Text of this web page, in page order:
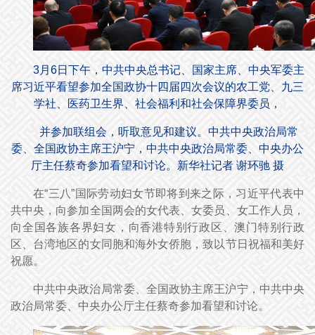
3月6日下午，中共中央总书记、国家主席、中央军委主
席习近平看望参加全国政协十四届四次会议的农工党、九三
学社、医药卫生界、社会福利和社会保障界委员，
并参加联组会，听取意见和建议。中共中央政治局常
委、全国政协主席王沪宁，中共中央政治局常委、中央办公
厅主任蔡奇参加看望和讨论。新华社记者 谢环驰 摄
在“三八”国际劳动妇女节即将到来之际，习近平代表中
共中央，向参加全国两会的女代表、女委员、女工作人员，
向全国各族各界妇女，向香港特别行政区、澳门特别行政
区、台湾地区的女同胞和海外女侨胞，致以节日祝福和美好
祝愿。
中共中央政治局常委、全国政协主席王沪宁，中共中央
政治局常委、中央办公厅主任蔡奇参加看望和讨论。